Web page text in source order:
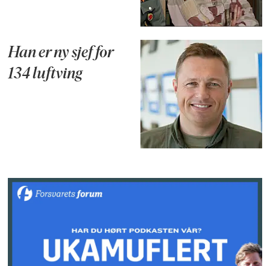
Han er ny sjef for
134 luftving